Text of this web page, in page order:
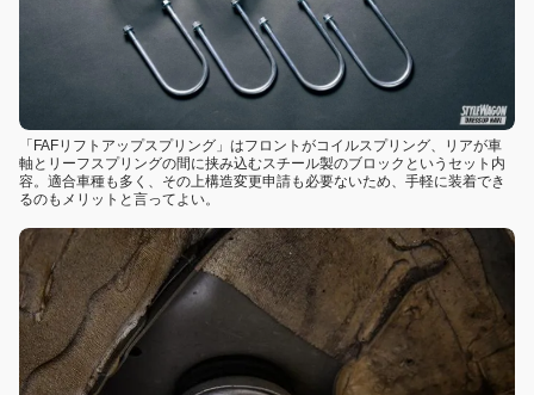
「FAFリフトアップスプリング」はフロントがコイルスプリング、リアが車
軸とリーフスプリングの間に挟み込むスチール製のブロックというセット内
容。適合車種も多く、その上構造変更申請も必要ないため、手軽に装着でき
るのもメリットと言ってよい。